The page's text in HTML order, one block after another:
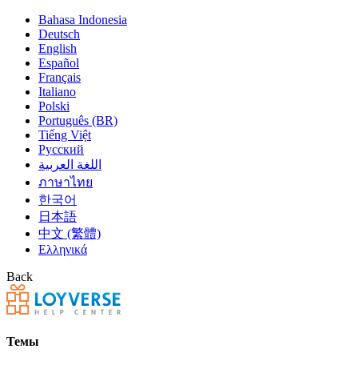
Bahasa Indonesia
Deutsch
English
Español
Français
Italiano
Polski
Português (BR)
Tiếng Việt
Русский
اللغة العربية
ภาษาไทย
한국어
日本語
中文 (繁體)
Ελληνικά
Back
Темы